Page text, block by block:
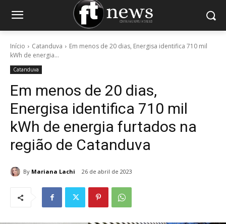
Início Catanduva
Em menos de 20 dias, Energisa identifica 710 mil
kWh de energia...
Catanduva
Em menos de 20 dias,
Energisa identifica 710 mil
kWh de energia furtados na
região de Catanduva
By Mariana Lachi 26 de abril de 2023